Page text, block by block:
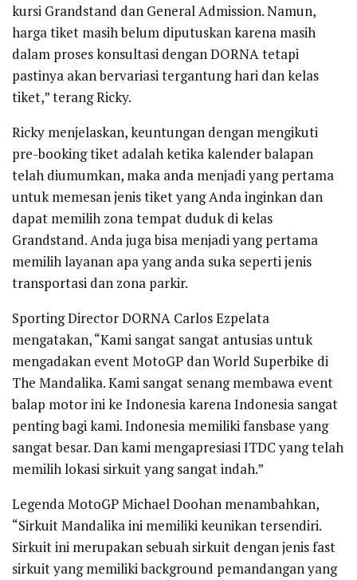
kursi Grandstand dan General Admission. Namun,
harga tiket masih belum diputuskan karena masih
dalam proses konsultasi dengan DORNA tetapi
pastinya akan bervariasi tergantung hari dan kelas
tiket,” terang Ricky.
Ricky menjelaskan, keuntungan dengan mengikuti
pre-booking tiket adalah ketika kalender balapan
telah diumumkan, maka anda menjadi yang pertama
untuk memesan jenis tiket yang Anda inginkan dan
dapat memilih zona tempat duduk di kelas
Grandstand. Anda juga bisa menjadi yang pertama
memilih layanan apa yang anda suka seperti jenis
transportasi dan zona parkir.
Sporting Director DORNA Carlos Ezpelata
mengatakan, “Kami sangat sangat antusias untuk
mengadakan event MotoGP dan World Superbike di
The Mandalika. Kami sangat senang membawa event
balap motor ini ke Indonesia karena Indonesia sangat
penting bagi kami. Indonesia memiliki fansbase yang
sangat besar. Dan kami mengapresiasi ITDC yang telah
memilih lokasi sirkuit yang sangat indah.”
Legenda MotoGP Michael Doohan menambahkan,
“Sirkuit Mandalika ini memiliki keunikan tersendiri.
Sirkuit ini merupakan sebuah sirkuit dengan jenis fast
sirkuit yang memiliki background pemandangan yang